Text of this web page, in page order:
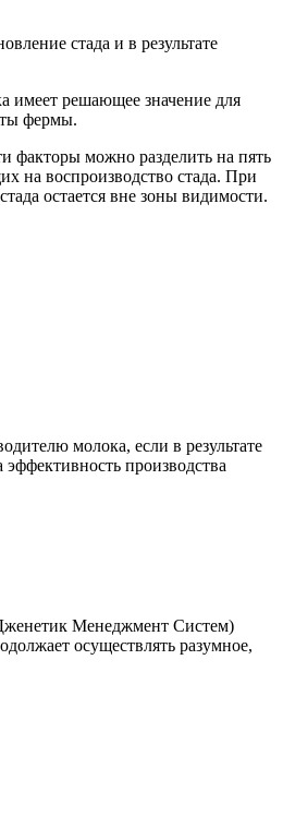
стада и в результате
имеет решающее значение для
фермы.
факторы можно разделить на пять
на воспроизводство стада. При
остается вне зоны видимости.
молока, если в результате
производства
Менеджмент Систем)
осуществлять разумное,